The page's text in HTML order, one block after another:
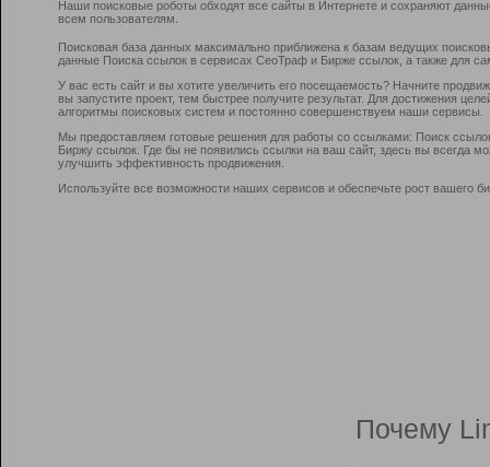
Наши поисковые роботы обходят все сайты в Интернете и сохраняют
всем пользователям.
Поисковая база данных максимально приближена к базам ведущих
данные Поиска ссылок в сервисах СеоТраф и Бирже ссылок, а также для
У вас есть сайт и вы хотите увеличить его посещаемость? Начните
вы запустите проект, тем быстрее получите результат. Для достижения
алгоритмы поисковых систем и постоянно совершенствуем наши сервисы.
Мы предоставляем готовые решения для работы со ссылками: Поиск
Биржу ссылок. Где бы не появились ссылки на ваш сайт, здесь вы всегда
улучшить эффективность продвижения.
Используйте все возможности наших сервисов и обеспечьте рост вашего
Почему